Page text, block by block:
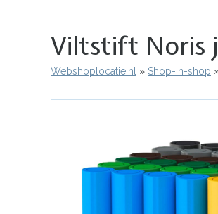
Viltstift Noris
Kruimelpad
Webshoplocatie.nl Shop-in-shop